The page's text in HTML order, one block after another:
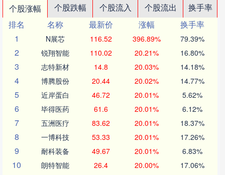
个股涨幅 个股跌幅 个股流入 个股流出
换手率
排名
名称 最新价 涨幅
换手率
1
N展芯 116.52 396.89% 79.39%
2 锐翔智能 110.02 20.21% 16.80%
3 志特新材 14.8 20.03% 14.18%
4 博腾股份 20.44 20.02% 14.77%
5 近岸蛋白 46.72 20.01% 5.62%
6 毕得医药 61.6 20.01% 6.12%
7 五洲医疗 83.62 20.01% 18.37%
8 一博科技 53.33 20.01% 17.26%
9 耐科装备 49.67 20.01% 6.83%
10 朗特智能 26.4 20.00% 17.06%